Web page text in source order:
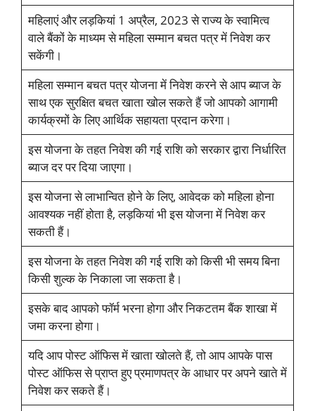
महिलाएं और लड़कियां 1 अप्रैल, 2023 से राज्य के स्वामित्व
वाले बैंकों के माध्यम से महिला सम्मान बचत पत्र में निवेश कर
सकेंगी।
महिला सम्मान बचत पत्र योजना में निवेश करने से आप ब्याज के
साथ एक सुरक्षित बचत खाता खोल सकते हैं जो आपको आगामी
कार्यक्रमों के लिए आर्थिक सहायता प्रदान करेगा।
इस योजना के तहत निवेश की गई राशि को सरकार द्वारा निर्धारित
ब्याज दर पर दिया जाएगा।
इस योजना से लाभान्वित होने के लिए, आवेदक को महिला होना
आवश्यक नहीं होता है, लड़कियां भी इस योजना में निवेश कर
सकती हैं।
इस योजना के तहत निवेश की गई राशि को किसी भी समय बिना
किसी शुल्क के निकाला जा सकता है।
इसके बाद आपको फॉर्म भरना होगा और निकटतम बैंक शाखा में
जमा करना होगा।
यदि आप पोस्ट ऑफिस में खाता खोलते हैं, तो आप आपके पास
पोस्ट ऑफिस से प्राप्त हुए प्रमाणपत्र के आधार पर अपने खाते में
निवेश कर सकते हैं।